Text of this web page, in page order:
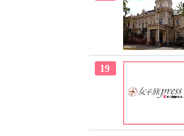
19